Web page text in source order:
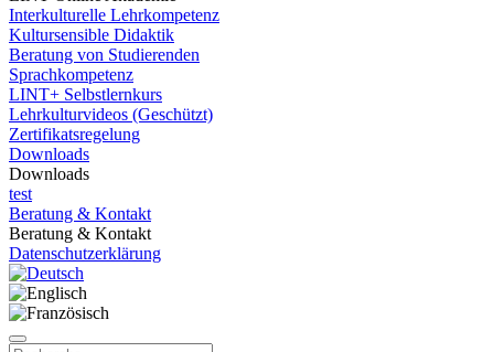
Interkulturelle Lehrkompetenz
Kultursensible Didaktik
Beratung von Studierenden
Sprachkompetenz
LINT+ Selbstlernkurs
Lehrkulturvideos (Geschützt)
Zertifikatsregelung
Downloads
Downloads
test
Beratung & Kontakt
Beratung & Kontakt
Datenschutzerklärung